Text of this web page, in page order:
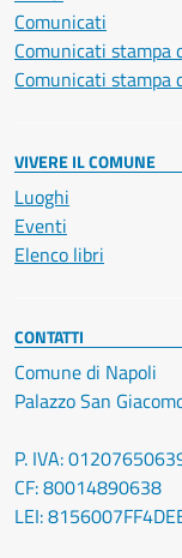
Comunicati
Comunicati stampa
Comunicati stampa
VIVERE IL COMUNE
Luoghi
Eventi
Elenco libri
CONTATTI
Comune di Napoli
Palazzo San
P. IVA:
CF: 80014890638
LEI: